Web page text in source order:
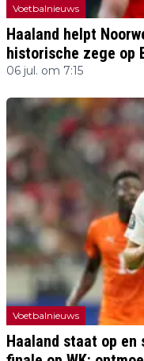
Voetbalnieuws
Haaland helpt
historische zege op
06 jul. om 7:15
Voetbalnieuws
Haaland staat op